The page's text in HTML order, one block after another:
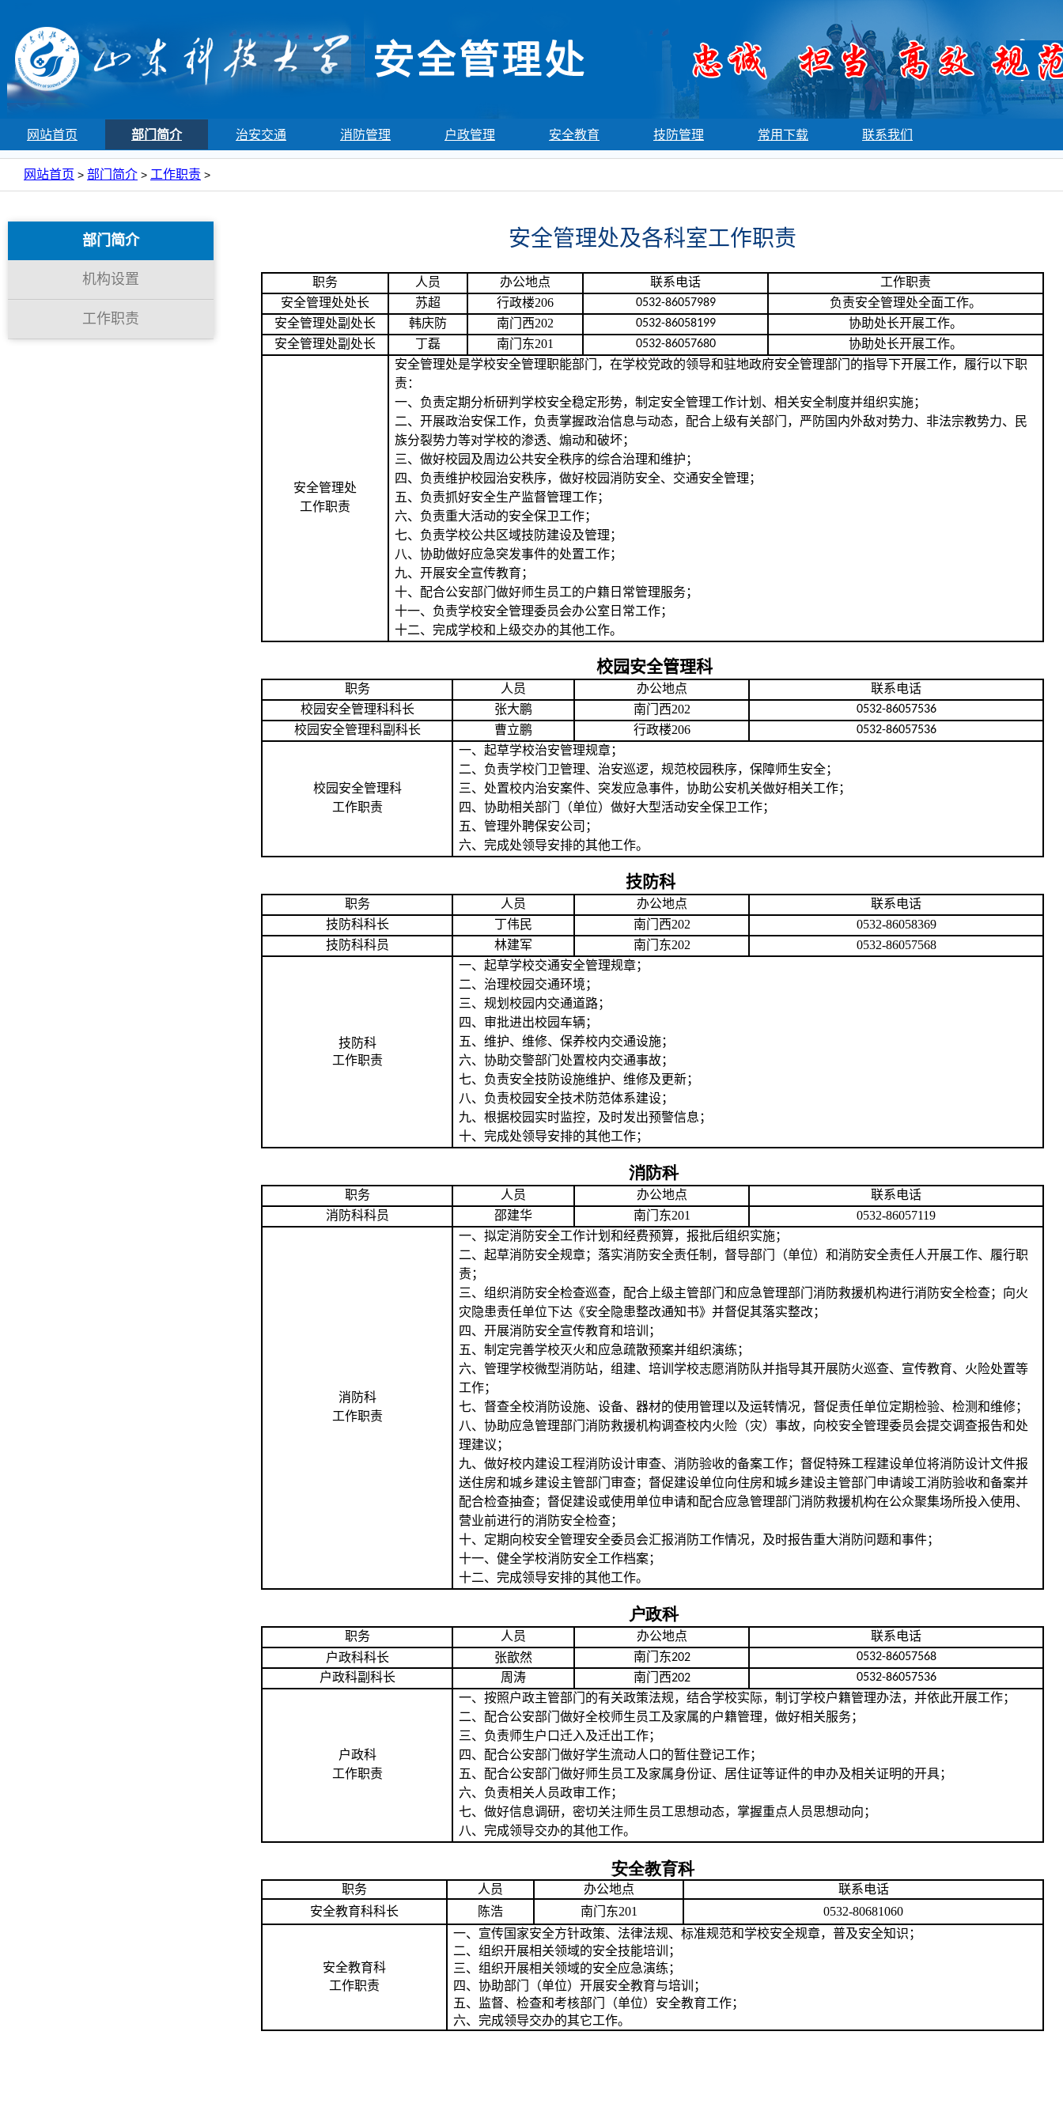
网站首页 部门简介 治安交通 消防管理 户政管理 安全教育 技防管理 常用下载 联系我们
网站首页 > 部门简介 > 工作职责 >
部门简介
机构设置
工作职责
安全管理处及各科室工作职责
职务 人员 办公地点 联系电话
工作职责
安全管理处处长
苏超 行政楼206 0532-86057989 负责安全管理处全面工作。
安全管理处副处长 韩庆防 南门西202 0532-86058199
协助处长开展工作。
安全管理处副处长 丁磊 南门东201 0532-86057680 协助处长开展工作。
安全管理处
工作职责
安全管理处是学校安全管理职能部门，在学校党政的领导和驻地政府安全管理部门的指导下开展工作，履行以下职
责：
一、 负责定期分析研判学校安全稳定形势，制定安全管理工作计划、相关安全制度并组织实施；
二、开展政治安保工作，负责掌握政治信息与动态，配合上级有关部门，严防国内外敌对势力、非法宗教势力、民
族分裂势力等对学校的渗透、煽动和破坏；
三、做好校园及周边公共安全秩序的综合治理和维护 ；
四、 负责维护校园治安秩序，做好校园消防安全、交通安全管理 ；
五、 负责抓好安全生产监督管理工作；
六、 负责重大活动的安全保卫工作；
七、 负责学校公共区域技防建设及管理 ；
八、协助做好应急突发事件的处置工作；
九、开展安全宣传教育 ；
十、 配合公安部门做好师生员工的户籍日常管理服务；
十一、 负责学校安全管理委员会办公室日常工作；
十二、完成学校和上级交办的其他工作。
校园安全管理科
职务 人员 办公地点
联系电话
校园安全管理科科长
张大鹏 南门西202 0532-86057536
校园安全管理科副科长 曹立鹏 行政楼206 0532-86057536
校园安全管理科
工作职责
一、起草学校治安管理规章；
二、负责学校门卫管理、治安巡逻，规范校园秩序，保障师生安全；
三、处置校内治安案件、突发应急事件，协助公安机关做好相关工作；
四、协助相关部门（单位）做好大型活动安全保卫工作；
五、管理外聘保安公司；
六、完成处领导安排的其他工作。
技防科
职务 人员 办公地点
联系电话
技防科科长
丁伟民 南门西202
0532-86058369
技防科科员
林建军 南门东202 0532-86057568
技防科
工作职责
一、起草学校交通安全管理规章；
二、治理校园交通环境；
三、规划校园内交通道路；
四、审批进出校园车辆；
五、维护、维修、保养校内交通设施；
六、协助交警部门处置校内交通事故；
七、负责安全技防设施维护、维修及更新；
八、负责校园安全技术防范体系建设；
九、根据校园实时监控，及时发出预警信息；
十、完成处领导安排的其他工作；
消防科
职务 人员 办公地点
联系电话
消防科科员
邵建华 南门东201 0532-86057119
消 防科
工作职责
一、拟定消防安全工作计划和经费预算，报批后组织实施；
二、起草消防安全规章；落实消防安全责任制，督导部门（单位）和消防安全责任人开展工作、履行职
责；
三、组织消防安全检查巡查，配合上级主管部门和应急管理部门消防救援机构进行消防安全检查；向火
灾隐患责任单位下达《安全隐患整改通知书》并督促其落实整改；
四、开展消防安全宣传教育和培训；
五、制定完善学校灭火和应急疏散预案并组织演练；
六、管理学校微型消防站，组建、培训学校志愿消防队并指导其开展防火巡查、宣传教育、火险处置等
工作；
七、督查全校消防设施、设备、器材的使用管理以及运转情况，督促责任单位定期检验、检测和维修；
八、协助应急管理部门消防救援机构调查校内火险（灾）事故，向校安全管理委员会提交调查报告和处
理建议；
九、做好校内建设工程消防设计审查、消防验收的备案工作；督促特殊工程建设单位将消防设计文件报
送住房和城乡建设主管部门审查；督促建设单位向住房和城乡建设主管部门申请竣工消防验收和备案并
配合检查抽查；督促建设或使用单位申请和配合应急管理部门消防救援机构在公众聚集场所投入使用、
营业前进行的消防安全检查；
十、定期向校安全管理安全委员会汇报消防工作情况，及时报告重大消防问题和事件；
十一、健全学校消防安全工作档案；
十二、完成领导安排的其他工作。
户政科
职务 人员 办公地点
联系电话
户政科科长
张歆然 南门东202 0532-86057568
户政科副科长 周涛 南门西202 0532-86057536
户政科
工作职责
一、按照户政主管部门的有关政策法规，结合学校实际，制订学校户籍管理办法，并依此开展工作；
二、配合公安部门做好全校师生员工及家属的户籍管理，做好相关服务；
三、负责师生户口迁入及迁出工作；
四、配合公安部门做好学生流动人口的暂住登记工作；
五、 配合公安部门做好师生员工及家属身份证、居住证等证件的申办及相关证明的开具；
六、负责相关人员政审工作；
七、做好信息调研，密切关注师生员工思想动态，掌握重点人员思想动向 ；
八、完成领导交办的其他工作。
安全教育科
职务 人员 办公地点
联系电话
安全教育科科长
陈浩 南门东201 0532-80681060
安全教育科
工作职责
一、宣传国家安全方针政策、法律法规、标准规范和学校安全规章，普及安全知识；
二、组织开展相关领域的安全技能培训；
三、组织开展相关领域的安全应急演练；
四、协助部门（单位）开展安全教育与培训；
五、监督、检查和考核部门（单位）安全教育工作；
六、完成领导交办的其它工作。